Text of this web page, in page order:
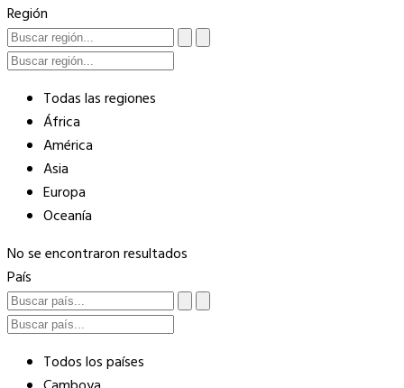
Región
Todas las regiones
África
América
Asia
Europa
Oceanía
No se encontraron resultados
País
Todos los países